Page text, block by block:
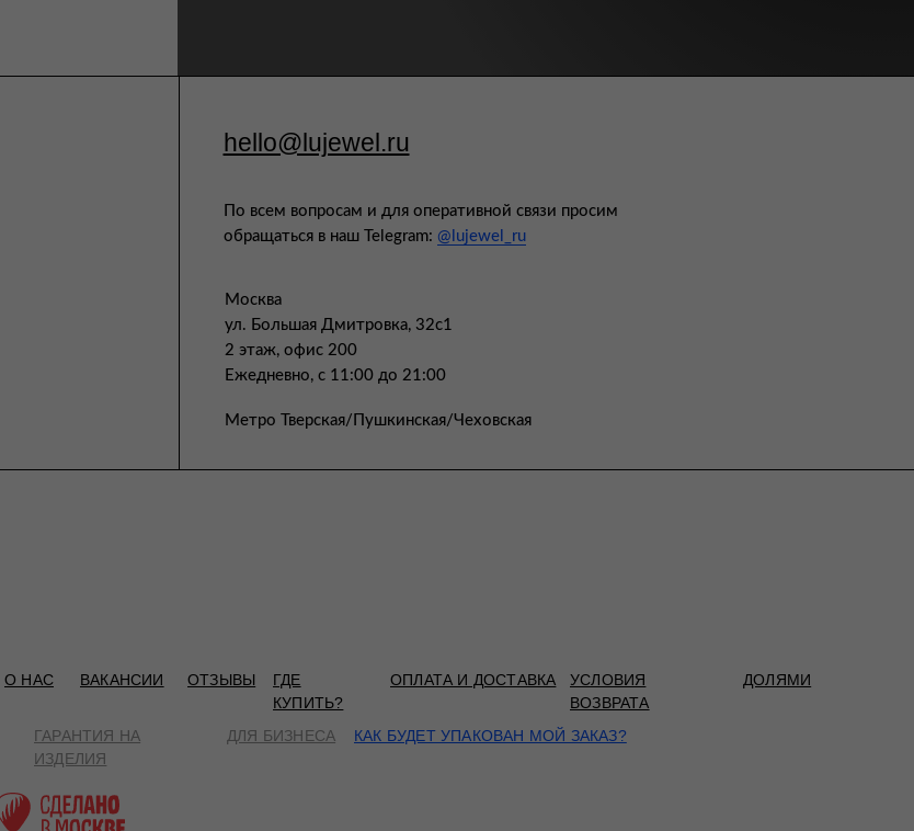
По всем вопросам и для оперативной связи просим
обращаться в наш Telegram: @lujewel_ru
Москва
ул. Большая Дмитровка, 32с1
2 этаж, офис 200
Ежедневно, с 11:00 до 21:00
hello@lujewel.ru
Метро Тверская/Пушкинская/Чеховская
ГАРАНТИЯ НА
ИЗДЕЛИЯ
ДЛЯ БИЗНЕСА
О НАС ОПЛАТА И ДОСТАВКА
УСЛОВИЯ
ВОЗВРАТА
ОТЗЫВЫ
ГДЕ
КУПИТЬ?
КАК БУДЕТ УПАКОВАН МОЙ ЗАКАЗ?
ВАКАНСИИ ДОЛЯМИ